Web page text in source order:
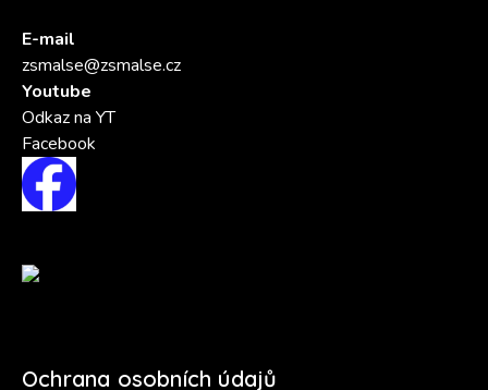
E-mail
zsmalse@zsmalse.cz
Youtube
Odkaz na YT
Facebook
Ochrana osobních údajů